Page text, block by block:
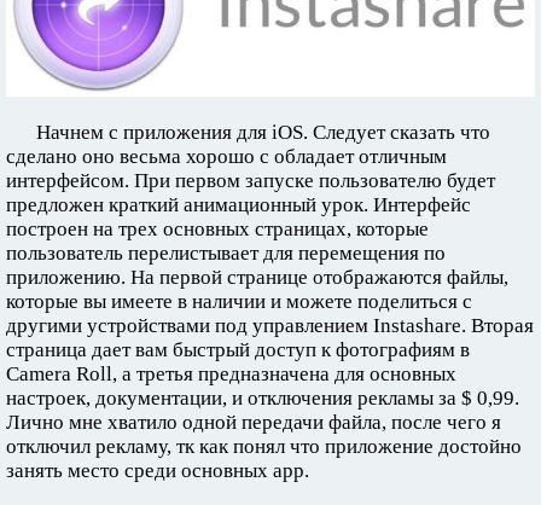
Начнем с приложения для iOS. Следует сказать что
сделано оно весьма хорошо с обладает отличным
интерфейсом. При первом запуске пользователю будет
предложен краткий анимационный урок. Интерфейс
построен на трех основных страницах, которые
пользователь перелистывает для перемещения по
приложению. На первой странице отображаются файлы,
которые вы имеете в наличии и можете поделиться с
другими устройствами под управлением Instashare. Вторая
страница дает вам быстрый доступ к фотографиям в
Camera Roll, а третья предназначена для основных
настроек, документации, и отключения рекламы за $ 0,99.
Лично мне хватило одной передачи файла, после чего я
отключил рекламу, тк как понял что приложение достойно
занять место среди основных app.